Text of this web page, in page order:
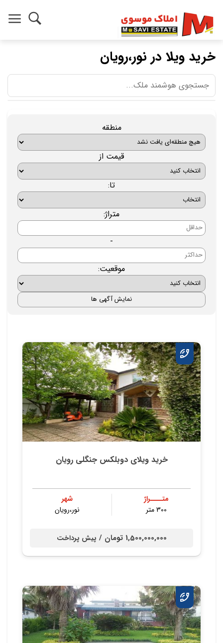
خرید ویلا در نور،رویان
منطقه
قیمت از
تا:
متراژ:
-
موقعیت:
خرید ویلای دوبلکس جنگلی رویان
متــــراژ
300 متر
شهر
نور،رویان
1,500,000,000 تومان / پیش پرداخت